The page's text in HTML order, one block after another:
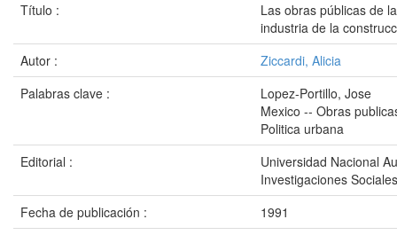
Título :
Las obras públicas de
industria de la
Autor :
Ziccardi, Alicia
Palabras clave :
Lopez-Portillo, Jose
Mexico -- Obras
Politica urbana
Editorial :
Universidad Nacional
Investigaciones
Fecha de publicación :
1991